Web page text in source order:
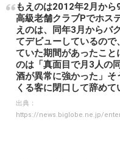
もえのは2012年2月か
高級老舗クラブPでホス
えのは、同年3月からバ
てデビューしているの
ていた期間があったこと
のは「真面目で月3人の
酒が異常に強かった」
くる客に閉口して辞めて
出典：
https://news.biglobe.ne.jp/